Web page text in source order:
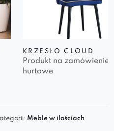
KRZESŁO CLOUD
Produkt na zamówienie
hurtowe
Meble w ilościach